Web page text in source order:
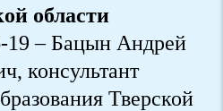
области
19 – Бацын Андрей
консультант
Тверской